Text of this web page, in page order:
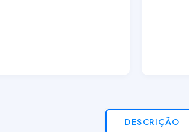
DESCRIÇÃO